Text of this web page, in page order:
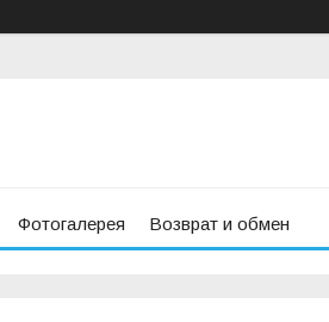
Фотогалерея Возврат и обмен